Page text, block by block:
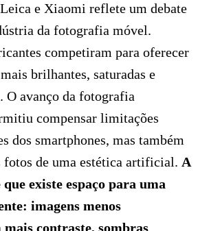
e Xiaomi reflete um debate
da fotografia móvel.
competiram para oferecer
brilhantes, saturadas e
O avanço da fotografia
compensar limitações
dos smartphones, mas também
de uma estética artificial. A
existe espaço para uma
imagens menos
mais contraste, sombras